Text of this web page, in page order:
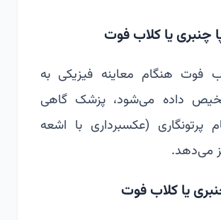
یا کلاب فوت
فوت هنگام معاینه فیزیکی به
داده می‌شود، پزشک گاهی
پرتونگاری (عکسبرداری با اشعه
می‌دهد.
یا کلاب فوت